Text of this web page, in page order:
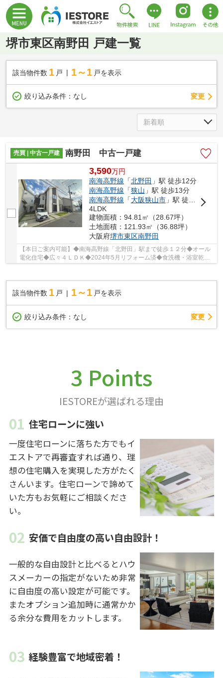
堺市東区南野田 戸建一覧
該当物件数 1 戸 1～1 戸を表示
絞り込み条件： なし 変更
売買 | 中古一戸建 南野田 中古一戸建
3,590万円
南海高野線 「北野田 」駅 徒歩12分
南海高野線 「狭山 」駅 徒歩13分
南海高野線 「大阪狭山市」駅 徒歩30分
4LDK
建物面積：94.81㎡（28.67坪）
土地面積：121.93㎡（36.88坪）
大阪府堺市東区南野田
【本日ご案内可能】◆南海高野線「北野田」駅まで徒歩１２分◆オール
電化住宅◆広々４ＬＤＫ◆2024年5月リフォーム済◆食洗機・浴室乾燥
機・モニタ付インターホン・宅配ボックスなど設備充...
該当物件数 1 戸 1～1 戸を表示
絞り込み条件： なし 変更
3 Points
IESTOREが選ばれる理由
住宅ローンに強い
一度住宅ローンに落ちた方でもイ
エストアで再審査すれば通り、理
想の住宅購入を実現した方がたく
さんいます。住宅ローンで諦めて
いた方もお気軽にご相談くださ
い。
安価で自由度の高い自由設計！
一般的な自由設計と比べるとハウ
スメーカーの指定がないため非常
に自由度の高い設定が可能です。
またオプション追加時に通常かか
る余分な費用をカットします。
経験豊富で地域密着！